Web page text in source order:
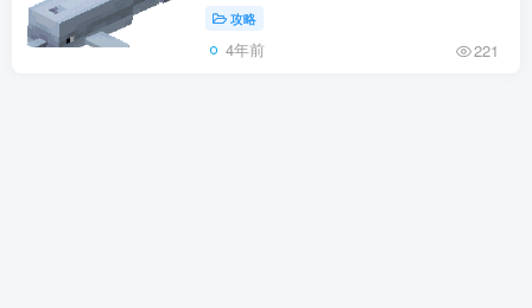
攻略
4年前 221